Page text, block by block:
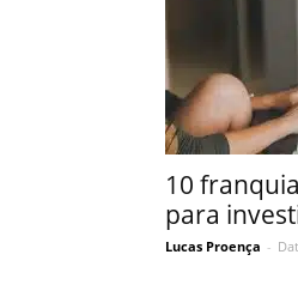
10
para
Lucas Proença -